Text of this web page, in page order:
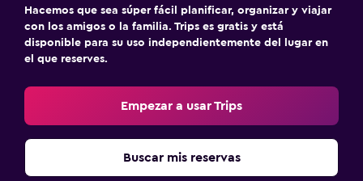
Hacemos que sea súper fácil planificar, organizar y viajar
con los amigos o la familia. Trips es gratis y está
disponible para su uso independientemente del lugar en
el que reserves.
Empezar a usar Trips
Buscar mis reservas